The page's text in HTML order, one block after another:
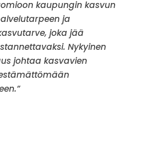
kaupungin kasvun
ja
joka jää
Nykyinen
johtaa kasvavien